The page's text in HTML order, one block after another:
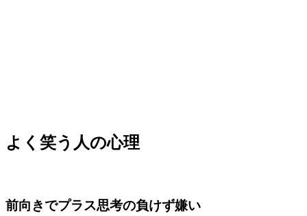
よく笑う人の心理
前向きでプラス思考の負けず嫌い